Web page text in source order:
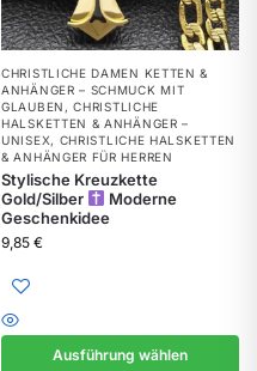
CHRISTLICHE DAMEN KETTEN &
ANHÄNGER – SCHMUCK MIT
GLAUBEN ,CHRISTLICHE
HALSKETTEN & ANHÄNGER –
UNISEX, CHRISTLICHE HALSKETTEN
& ANHÄNGER FÜR HERREN
Stylische Kreuzkette
Gold/Silber
Moderne
Geschenkidee
9,85 €
Ausführung wählen